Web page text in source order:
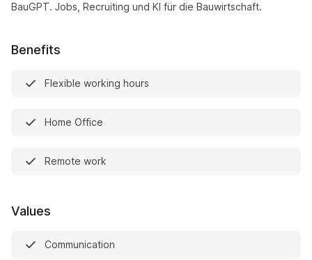
BauGPT. Jobs, Recruiting und KI für die Bauwirtschaft.
Benefits
Flexible working hours
Home Office
Remote work
Values
Communication